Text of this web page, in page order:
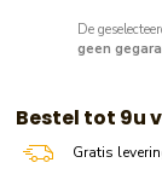
De
geen
Bestel tot 9u
Gratis